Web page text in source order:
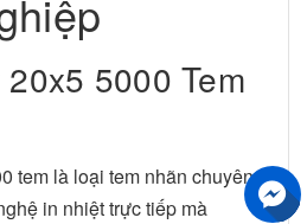
5000 Tem
tem là loại tem nhãn chuyên
in nhiệt trực tiếp mà